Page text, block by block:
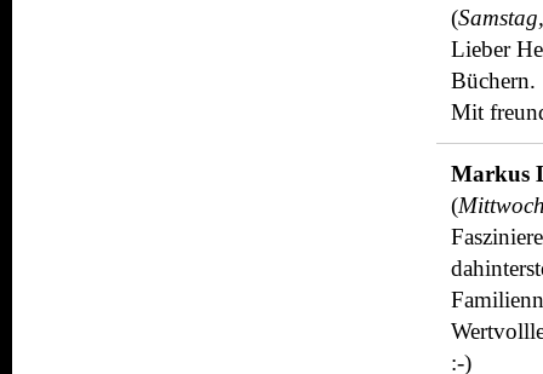
(
Lieber
Büchern.
Mit
Markus
(
:-)